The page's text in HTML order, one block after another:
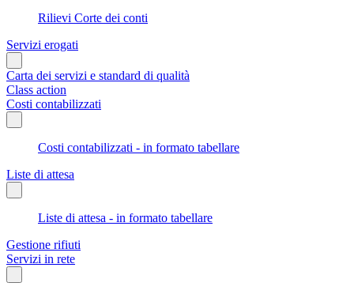
Rilievi Corte dei conti
Servizi erogati
Carta dei servizi e standard di qualità
Class action
Costi contabilizzati
Costi contabilizzati - in formato tabellare
Liste di attesa
Liste di attesa - in formato tabellare
Gestione rifiuti
Servizi in rete